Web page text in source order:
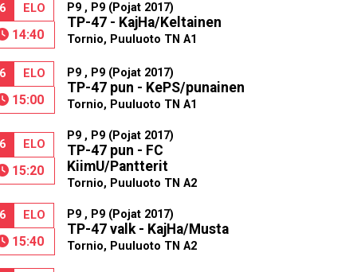
ELO
14:40
P9 , P9 (Pojat 2017)
TP-47 - KajHa/Keltainen
Tornio, Puuluoto TN A1
ELO
15:00
P9 , P9 (Pojat 2017)
TP-47 pun - KePS/punainen
Tornio, Puuluoto TN A1
ELO
15:20
P9 , P9 (Pojat 2017)
TP-47 pun - FC
KiimU/Pantterit
Tornio, Puuluoto TN A2
ELO
15:40
P9 , P9 (Pojat 2017)
TP-47 valk - KajHa/Musta
Tornio, Puuluoto TN A2